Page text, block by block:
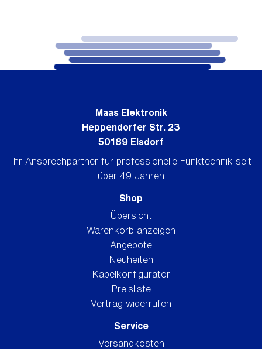
Shop
Übersicht
Warenkorb anzeigen
Angebote
Neuheiten
Kabelkonfigurator
Preisliste
Vertrag widerrufen
Service
Versandkosten
Maas Elektronik
Heppendorfer Str. 23
50189 Elsdorf
Ihr Ansprechpartner für professionelle Funktechnik seit
über 49 Jahren